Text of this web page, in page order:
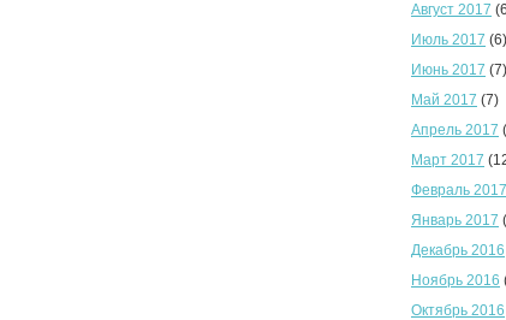
Август 2017
Июль 2017 (6)
Июнь 2017 (7)
Май 2017 (7)
Апрель 2017
Март 2017
Февраль 2017
Январь 2017
Декабрь 2016
Ноябрь 2016
Октябрь 2016